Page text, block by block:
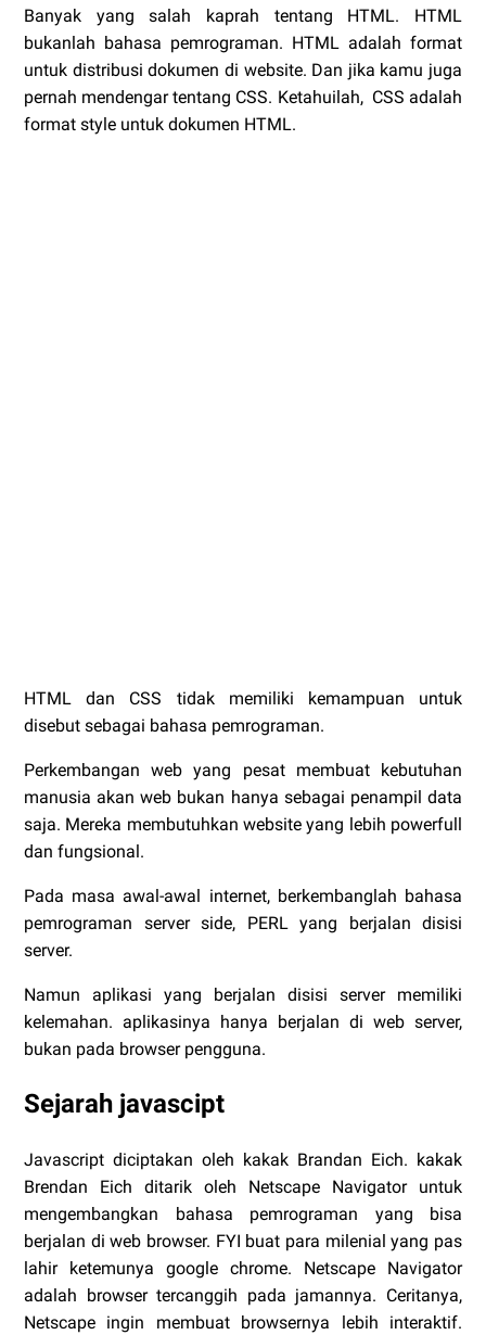
Banyak yang salah kaprah tentang HTML. HTML
bukanlah bahasa pemrograman. HTML adalah format
untuk distribusi dokumen di website. Dan jika kamu juga
pernah mendengar tentang CSS. Ketahuilah, CSS adalah
format style untuk dokumen HTML.
HTML dan CSS tidak memiliki kemampuan untuk
disebut sebagai bahasa pemrograman.
Perkembangan web yang pesat membuat kebutuhan
manusia akan web bukan hanya sebagai penampil data
saja. Mereka membutuhkan website yang lebih powerfull
dan fungsional.
Pada masa awal-awal internet, berkembanglah bahasa
pemrograman server side, PERL yang berjalan disisi
server.
Namun aplikasi yang berjalan disisi server memiliki
kelemahan. aplikasinya hanya berjalan di web server,
bukan pada browser pengguna.
Sejarah javascipt
Javascript diciptakan oleh kakak Brandan Eich. kakak
Brendan Eich ditarik oleh Netscape Navigator untuk
mengembangkan bahasa pemrograman yang bisa
berjalan di web browser. FYI buat para milenial yang pas
lahir ketemunya google chrome. Netscape Navigator
adalah browser tercanggih pada jamannya. Ceritanya,
Netscape ingin membuat browsernya lebih interaktif.